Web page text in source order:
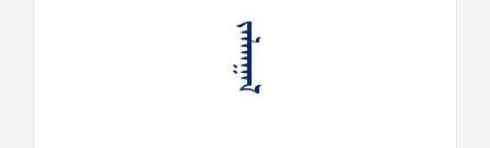
ᠵᠠᠯᠬᠠᠭᠠᠯ